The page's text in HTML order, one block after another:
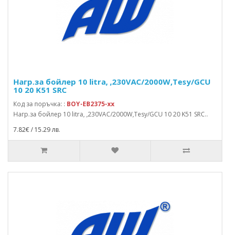
Нагр.за бойлер 10 litra, ,230VAC/2000W,Tesy/GCU
10 20 K51 SRC
Код за поръчка: : BOY-EB2375-xx
Нагр.за бойлер 10 litra, ,230VAC/2000W,Tesy/GCU 10 20 K51 SRC..
7.82€ / 15.29 лв.